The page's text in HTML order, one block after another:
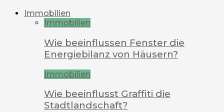
Immobilien
Immobilien
Wie beeinflussen Fenster die
Energiebilanz von Häusern?
Immobilien
Wie beeinflusst Graffiti die
Stadtlandschaft?